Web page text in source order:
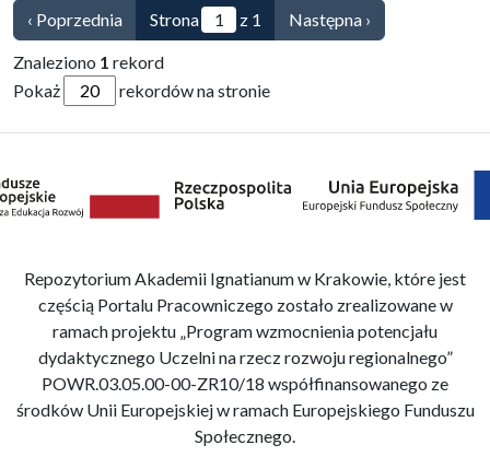
‹ Poprzednia Strona z 1 Następna ›
Znaleziono 1 rekord
Pokaż
rekordów na stronie
Repozytorium Akademii Ignatianum w Krakowie, które jest
częścią Portalu Pracowniczego zostało zrealizowane w
ramach projektu „Program wzmocnienia potencjału
dydaktycznego Uczelni na rzecz rozwoju regionalnego”
POWR.03.05.00-00-ZR10/18 współfinansowanego ze
środków Unii Europejskiej w ramach Europejskiego Funduszu
Społecznego.